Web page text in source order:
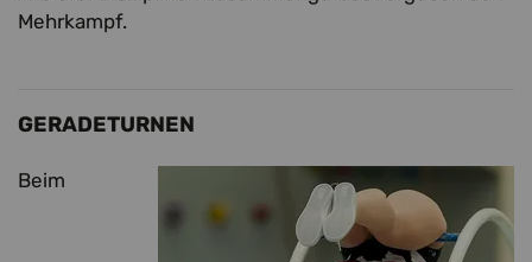
Mehrkampf.
GERADETURNEN
Beim